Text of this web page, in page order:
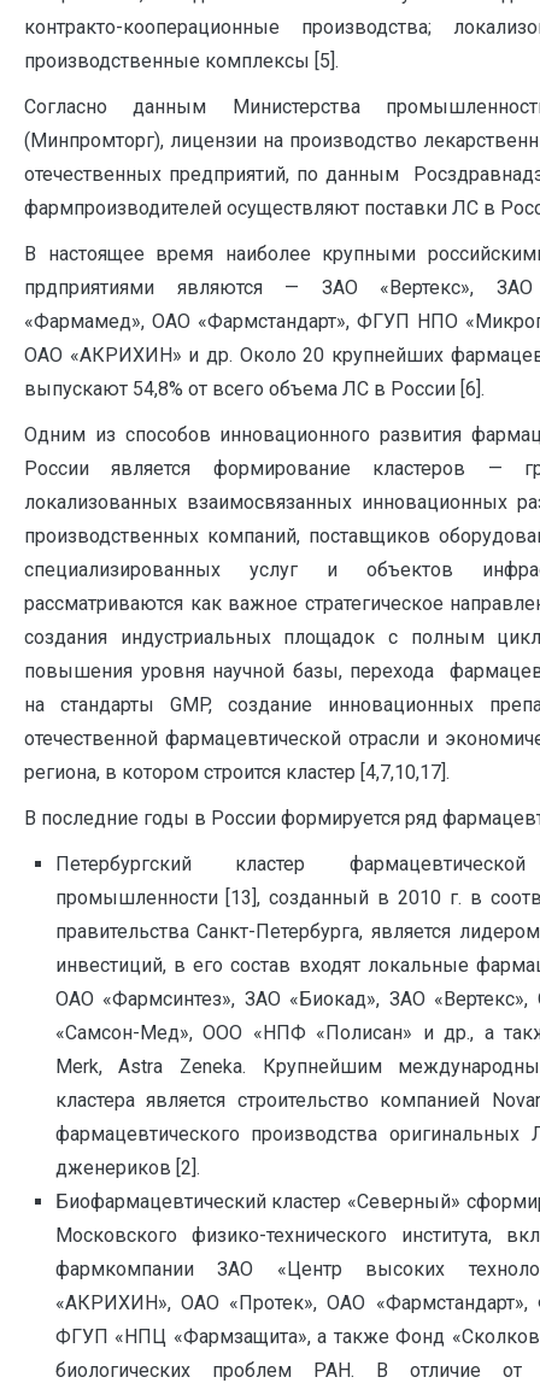
контракто-кооперационные производства;
производственные комплексы [5].
Согласно данным Министерства
(Минпромторг), лицензии на производство
отечественных предприятий, по данным
фармпроизводителей осуществляют поставки ЛС в
В настоящее время наиболее крупными
прдприятиями являются — ЗАО «Вертекс»,
«Фармамед», ОАО «Фармстандарт», ФГУП НПО
ОАО «АКРИХИН» и др. Около 20 крупнейших
выпускают 54,8% от всего объема ЛС в России [6].
Одним из способов инновационного развития
России является формирование кластеров —
локализованных взаимосвязанных инновационных
производственных компаний, поставщиков
специализированных услуг и объектов
рассматриваются как важное стратегическое
создания индустриальных площадок с полным
повышения уровня научной базы, перехода
на стандарты GMP, создание инновационных
отечественной фармацевтической отрасли и
региона, в котором строится кластер [4,7,10,17].
В последние годы в России формируется ряд
Петербургский кластер
промышленности [13], созданный в 2010 г. в
правительства Санкт-Петербурга, является
инвестиций, в его состав входят локальные
ОАО «Фармсинтез», ЗАО «Биокад», ЗАО
«Самсон-Мед», ООО «НПФ «Полисан» и др., а
Merk, Astra Zeneka. Крупнейшим
кластера является строительство компанией
фармацевтического производства
дженериков [2].
Биофармацевтический кластер «Северный»
Московского физико-технического института,
фармкомпании ЗАО «Центр высоких
«АКРИХИН», ОАО «Протек», ОАО
ФГУП «НПЦ «Фармзащита», а также Фонд
биологических проблем РАН. В отличие от